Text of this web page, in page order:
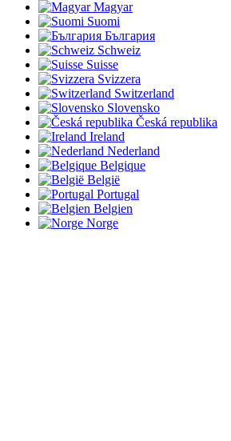
Magyar
Suomi
България
Schweiz
Suisse
Svizzera
Switzerland
Slovensko
Česká republika
Ireland
Nederland
Belgique
België
Portugal
Belgien
Norge